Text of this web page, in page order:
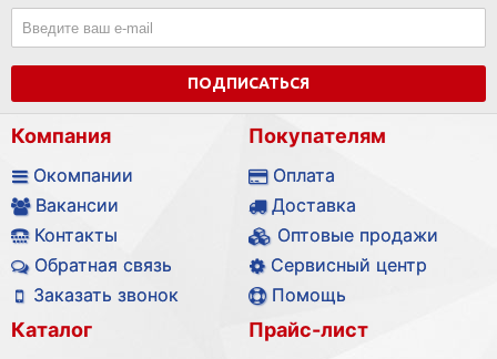
ПОДПИСАТЬСЯ
Компания
Окомпании
Вакансии
Контакты
Обратная связь
Заказать звонок
Покупателям
Оплата
Доставка
Оптовые продажи
Сервисный центр
Помощь
Каталог
Прайс-лист